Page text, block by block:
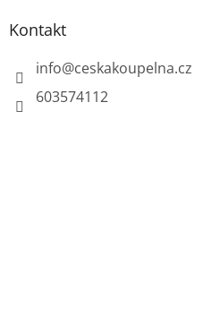
Kontakt
info@ceskakoupelna.cz
603574112